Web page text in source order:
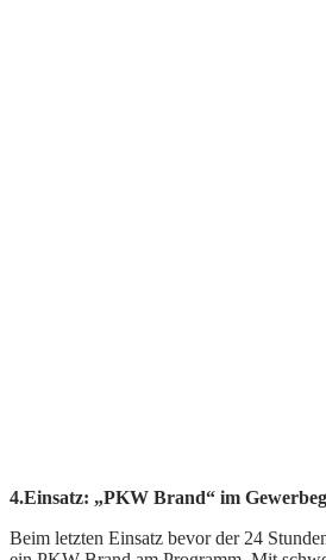
4.Einsatz: „PKW Brand“ im
Beim letzten Einsatz bevor der 24